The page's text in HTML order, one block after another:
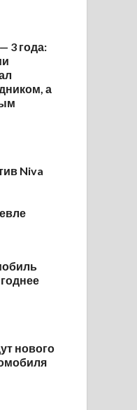
3 года:
а
Niva
нового